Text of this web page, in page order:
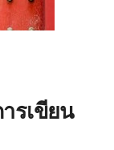
รเขียน